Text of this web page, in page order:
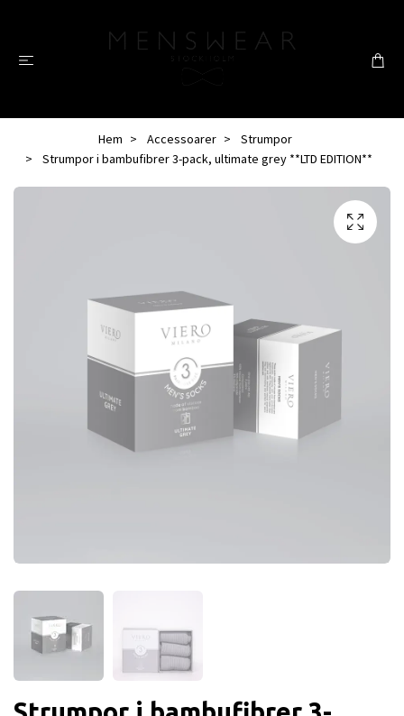
Hem Accessoarer
Strumpor
Strumpor i bambufibrer 3-pack, ultimate grey **LTD EDITION**